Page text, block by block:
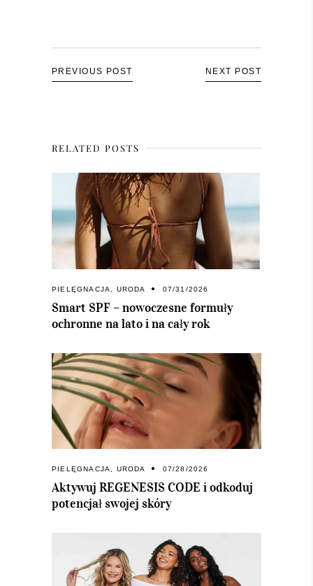
PREVIOUS POST NEXT POST
RELATED POSTS
PIELĘGNACJA URODA 07/31/2026
Smart SPF – nowoczesne formuły
ochronne na lato i na cały rok
PIELĘGNACJA, URODA 07/28/2026
Aktywuj REGENESIS CODE i odkoduj
potencjał swojej skóry